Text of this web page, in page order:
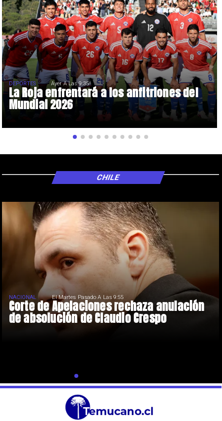
La Roja enfrentará a los anfitriones del
Mundial 2026
DEPORTES Ayer A Las 9:35
Corte de Apelaciones rechaza anulación
de absolución de Claudio Crespo
NACIONAL El Martes Pasado A Las 9:55
CHILE